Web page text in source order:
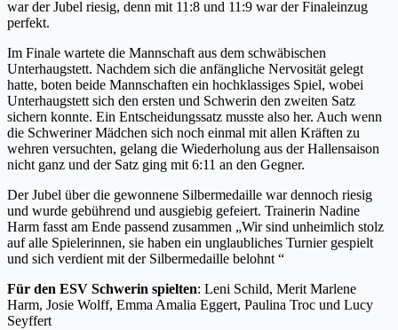
war der Jubel riesig, denn mit 11:8 und 11:9 war der Finaleinzug
perfekt.
Im Finale wartete die Mannschaft aus dem schwäbischen
Unterhaugstett. Nachdem sich die anfängliche Nervosität gelegt
hatte, boten beide Mannschaften ein hochklassiges Spiel, wobei
Unterhaugstett sich den ersten und Schwerin den zweiten Satz
sichern konnte. Ein Entscheidungssatz musste also her. Auch wenn
die Schweriner Mädchen sich noch einmal mit allen Kräften zu
wehren versuchten, gelang die Wiederholung aus der Hallensaison
nicht ganz und der Satz ging mit 6:11 an den Gegner.
Der Jubel über die gewonnene Silbermedaille war dennoch riesig
und wurde gebührend und ausgiebig gefeiert. Trainerin Nadine
Harm fasst am Ende passend zusammen „Wir sind unheimlich stolz
auf alle Spielerinnen, sie haben ein unglaubliches Turnier gespielt
und sich verdient mit der Silbermedaille belohnt “
Für den ESV Schwerin spielten: Leni Schild, Merit Marlene
Harm, Josie Wolff, Emma Amalia Eggert, Paulina Troc und Lucy
Seyffert